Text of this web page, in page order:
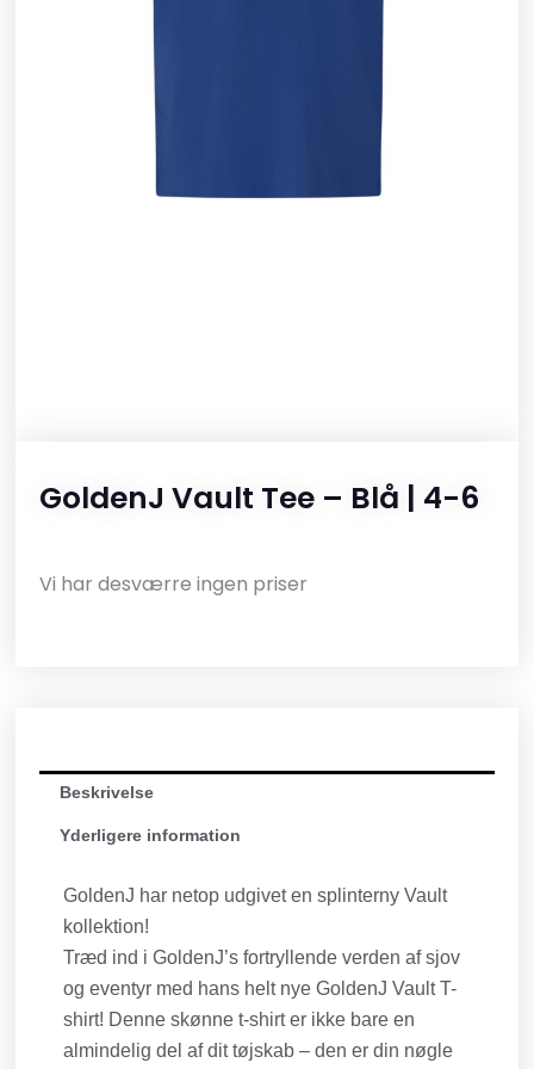
GoldenJ Vault Tee – Blå | 4-6
Vi har desværre ingen priser
Beskrivelse
Yderligere information
GoldenJ har netop udgivet en splinterny Vault
kollektion!
Træd ind i GoldenJ’s fortryllende verden af sjov
og eventyr med hans helt nye GoldenJ Vault T-
shirt! Denne skønne t-shirt er ikke bare en
almindelig del af dit tøjskab – den er din nøgle